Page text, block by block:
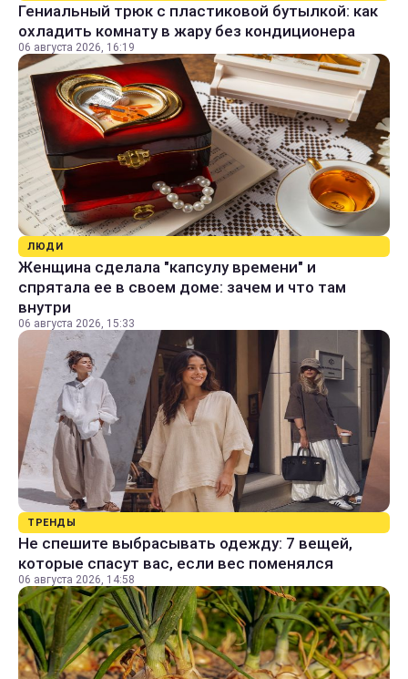
Гениальный трюк с пластиковой бутылкой: как
охладить комнату в жару без кондиционера
06 августа 2026, 16:19
ЛЮДИ
Женщина сделала "капсулу времени" и
спрятала ее в своем доме: зачем и что там
внутри
06 августа 2026, 15:33
ТРЕНДЫ
Не спешите выбрасывать одежду: 7 вещей,
которые спасут вас, если вес поменялся
06 августа 2026, 14:58